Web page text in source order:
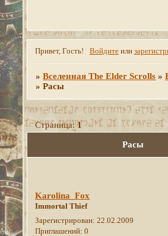
Привет, Гость! Войдитеили
»Вселенная The Elder Scrolls »
»Расы
Расы
Страница:1
Karolina_Fox
Immortal Thief
Зарегистрирован: 22.02.2009
Приглашений: 0